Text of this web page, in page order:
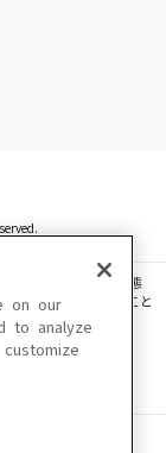
音声等を、手段や形態
ファイル化などすること
あります。
ります。
on our
to analyze